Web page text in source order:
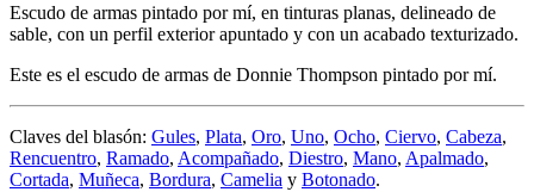
Escudo de armas pintado por mí, en tinturas planas, delineado de
sable, con un perfil exterior apuntado y con un acabado texturizado.
Este es el escudo de armas de Donnie Thompson pintado por mí.
Claves del blasón: Gules, Plata, Oro, Uno, Ocho, Ciervo, Cabeza,
Rencuentro, Ramado, Acompañado, Diestro, Mano, Apalmado,
Cortada, Muñeca, Bordura, Camelia y Botonado.